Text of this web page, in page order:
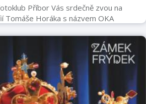
Příbor Vás srdečně zvou na
Tomáše Horáka s názvem OKA
knihovny Příbor, v 1. patře
Výstava potrvá do 24. 4. 2026.